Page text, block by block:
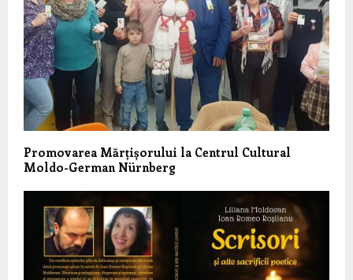
Promovarea Mărțișorului la Centrul Cultural
Moldo-German Nürnberg